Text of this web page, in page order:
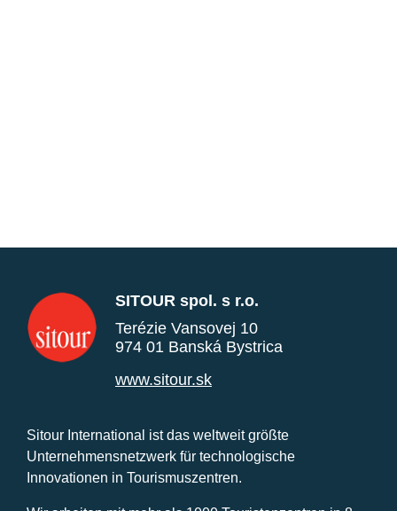
SITOUR spol. s r.o.
Terézie Vansovej 10
974 01 Banská Bystrica
www.sitour.sk
Sitour International ist das weltweit größte
Unternehmensnetzwerk für technologische
Innovationen in Tourismuszentren.